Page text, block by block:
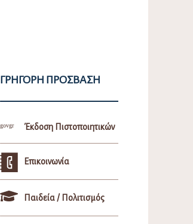
ΓΡΉΓΟΡΗ ΠΡΌΣΒΑΣΗ
Έκδοση Πιστοποιητικών
Επικοινωνία
Παιδεία / Πολιτισμός